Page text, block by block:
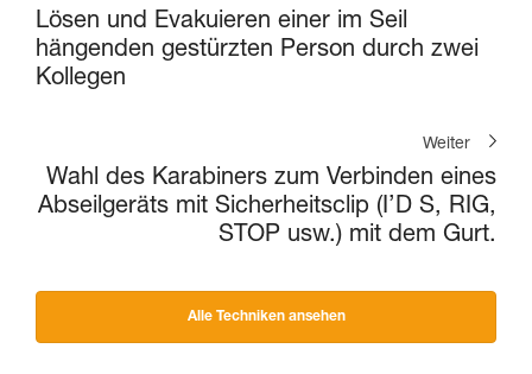
Lösen und Evakuieren einer im Seil
hängenden gestürzten Person durch zwei
Kollegen
Weiter
Wahl des Karabiners zum Verbinden eines
Abseilgeräts mit Sicherheitsclip (I’D S, RIG,
STOP usw.) mit dem Gurt.
Alle Techniken ansehen